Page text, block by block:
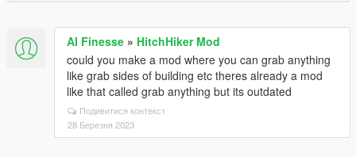
AI Finesse » HitchHiker Mod
could you make a mod where you can grab anything
like grab sides of building etc theres already a mod
like that called grab anything but its outdated
Подивитися контекст
28 Березня 2023